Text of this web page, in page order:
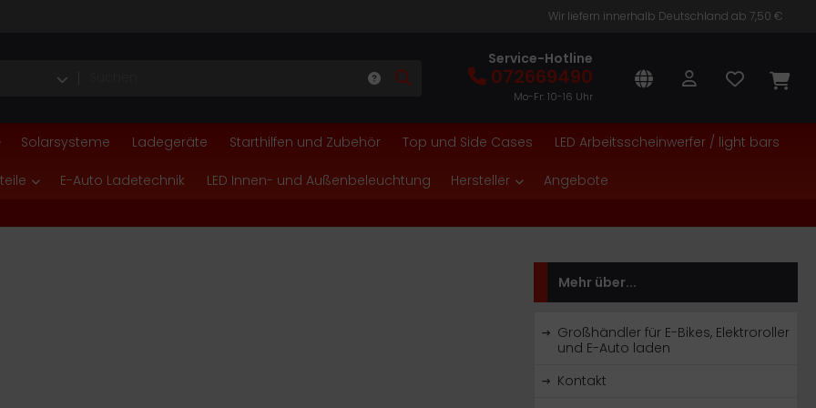
Wir liefern innerhalb Deutschland ab 7,50 €
Service-Hotline
072669490
Mo-Fr: 10-16 Uhr
Solarsysteme Ladegeräte Starthilfen und Zubehör Top und Side Cases LED Arbeitsscheinwerfer / light bars
E-Auto Ladetechnik LED Innen- und Außenbeleuchtung Hersteller Angebote
Mehr über...
Großhändler für E-Bikes, Elektroroller
und E-Auto laden
Kontakt